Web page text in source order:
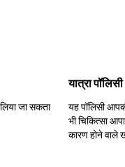
जा सकता
यात्रा पॉलिसी
यह पॉलिसी
भी चिकित्सा
कारण होने वाले